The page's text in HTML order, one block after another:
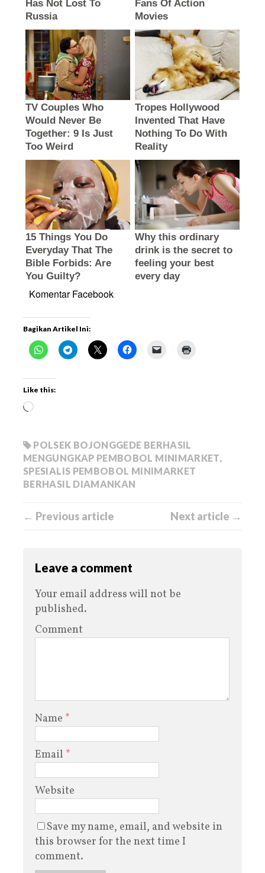
Komentar Facebook
Bagikan Artikel Ini:
Like this:
POLSEK BOJONGGEDE BERHASIL
MENGUNGKAP PEMBOBOL MINIMARKET,
SPESIALIS PEMBOBOL MINIMARKET
BERHASIL DIAMANKAN
← Previous article Next article →
Leave a comment
Your email address will not be
published.
Comment
Name *
Email *
Website
Save my name, email, and website in
this browser for the next time I
comment.